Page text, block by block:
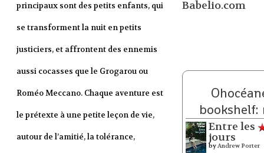
principaux sont des petits enfants, qui
se transforment la nuit en petits
justiciers, et affrontent des ennemis
aussi cocasses que le Grogarou ou
Roméo Meccano. Chaque aventure est
le prétexte à une petite leçon de vie,
autour de l’amitié, la tolérance,
bookshelf:
Entre les
jours
byAndrew Porter